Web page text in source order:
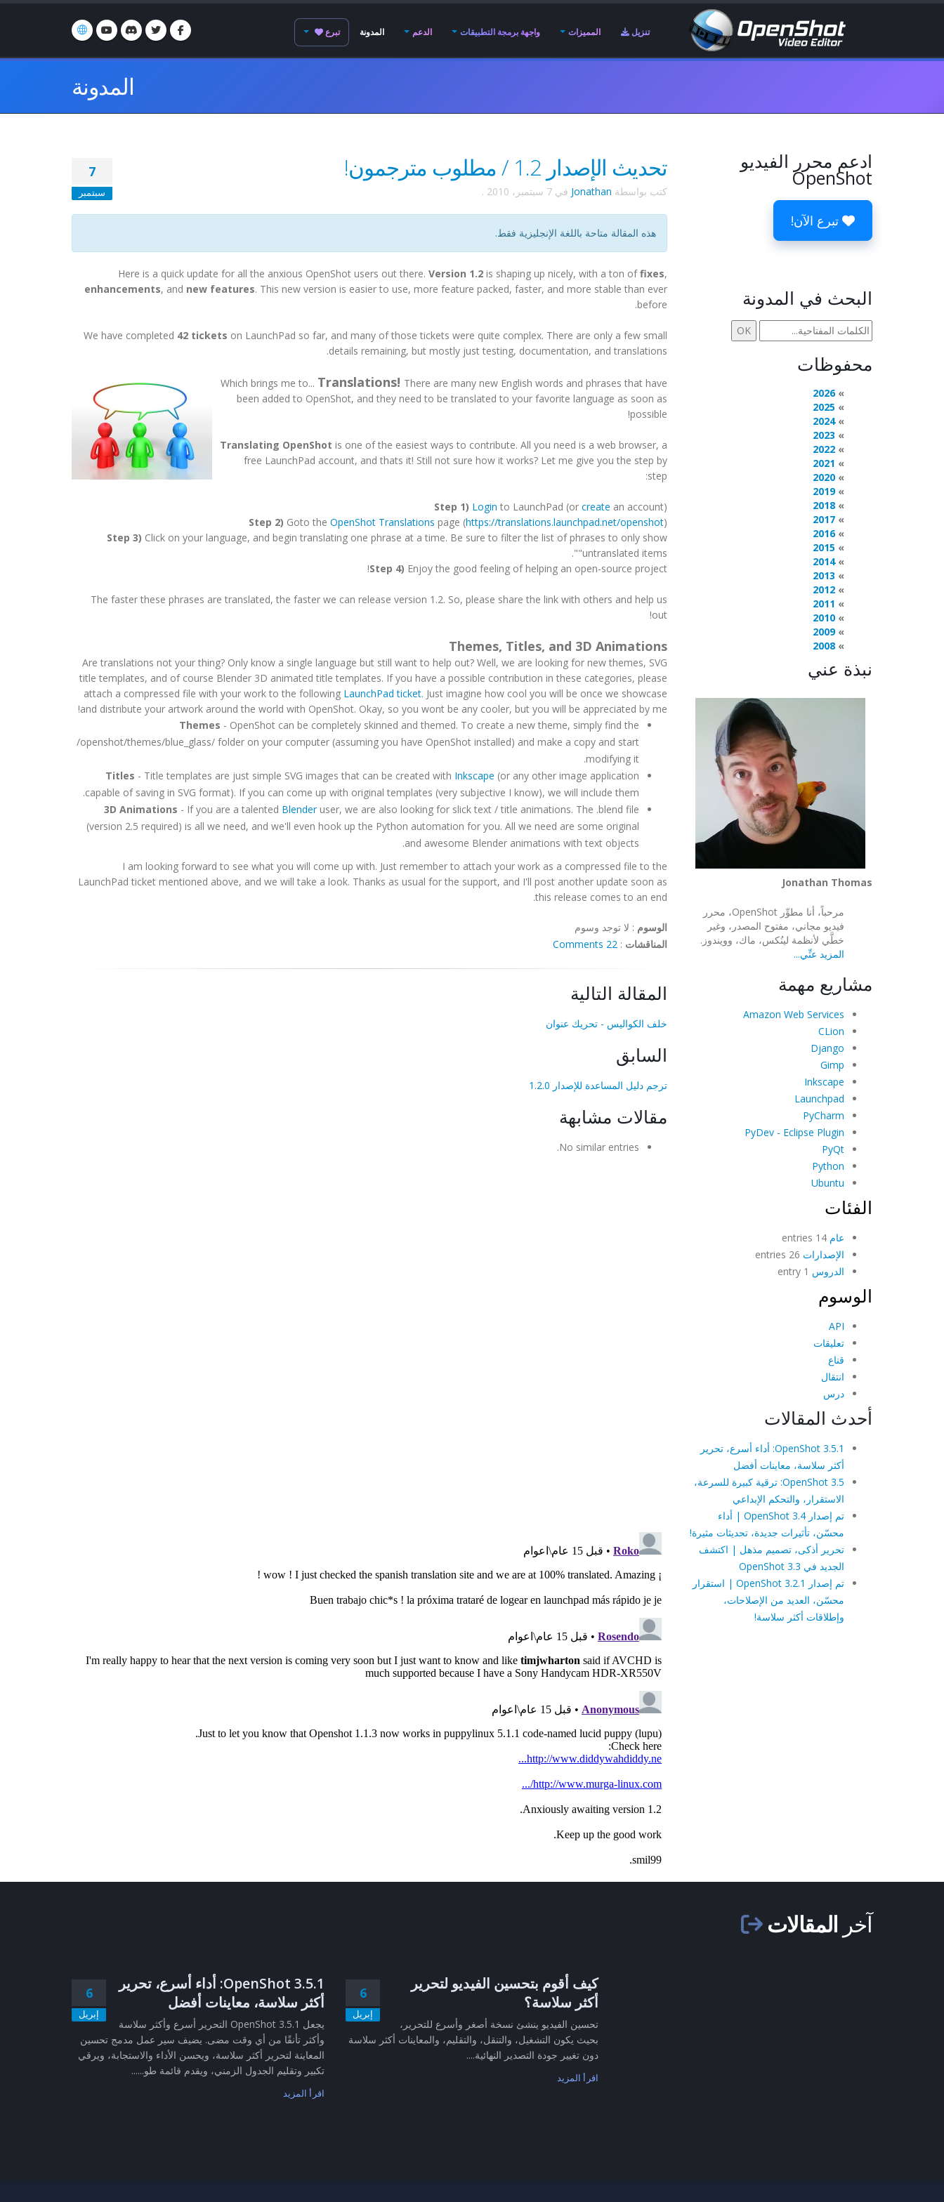
تنزيل المميزات واجهة برمجة التطبيقات الدعم المدونة تبرع
المدونة
7
سبتمبر
تحديث الإصدار 1.2 / مطلوب مترجمون!
كتب بواسطة Jonathan في7 سبتمبر، 2010 .
هذه المقالة متاحة باللغة الإنجليزية فقط.
Here is a quick update for all the anxious OpenShot users out there. Version 1.2is shaping up nicely, with a ton offixes,
enhancements, and new features. This new version is easier to use, more feature packed, faster, and more stable than ever
before.
We have completed 42 tickets on LaunchPad so far, and many of those tickets were quite complex. There are only a few small
details remaining, but mostly just testing, documentation, and translations.
Which brings me to... Translations! There are many new English words and phrases that have
been added to OpenShot, and they need to be translated to your favorite language as soon as
possible!
Translating OpenShot is one of the easiest ways to contribute. All you need is a web browser, a
free LaunchPad account, and thats it! Still not sure how it works? Let me give you the step by
step:
Step 1) Login to LaunchPad (or create an account)
Step 2) Goto the OpenShot Translations page (https://translations.launchpad.net/openshot)
Step 3) Click on your language, and begin translating one phrase at a time. Be sure to filter the list of phrases to only show
"untranslated items".
Step 4) Enjoy the good feeling of helping an open-source project!
The faster these phrases are translated, the faster we can release version 1.2. So, please share the link with others and help us
out!
Themes, Titles, and 3D Animations
Are translations not your thing? Only know a single language but still want to help out? Well, we are looking for new themes, SVG
title templates, and of course Blender 3D animated title templates. If you have a possible contribution in these categories, please
attach a compressed file with your work to the following LaunchPad ticket. Just imagine how cool you will be once we showcase
and distribute your artwork around the world with OpenShot. Okay, so you wont be any cooler, but you will be appreciated by me!
Themes - OpenShot can be completely skinned and themed. To create a new theme, simply find the
/openshot/themes/blue_glass/ folder on your computer (assuming you have OpenShot installed) and make a copy and start
modifying it.
Titles - Title templates are just simple SVG images that can be created with Inkscape (or any other image application
capable of saving in SVG format). If you can come up with original templates (very subjective I know), we will include them.
3D Animations - If you are a talented Blenderuser, we are also looking for slick text / title animations. The .blend file
(version 2.5 required) is all we need, and we'll even hook up the Python automation for you. All we need are some original
and awesome Blender animations with text objects.
I am looking forward to see what you will come up with. Just remember to attach your work as a compressed file to the
LaunchPad ticket mentioned above, and we will take a look. Thanks as usual for the support, and I'll post another update soon as
this release comes to an end.
الوسوم : لا توجد وسوم
المناقشات :
22 Comments
المقالة التالية
خلف الكواليس - تحريك عنوان
السابق
ترجم دليل المساعدة للإصدار 1.2.0
مقالات مشابهة
No similar entries.
ادعم محرر الفيديو
OpenShot
تبرع الآن!
البحث في المدونة
محفوظات
2026
2025
2024
2023
2022
2021
2020
2019
2018
2017
2016
2015
2014
2013
2012
2011
2010
2009
2008
نبذة عني
Jonathan Thomas
مرحباً، أنا مطوِّر OpenShot، محرر
فيديو مجاني، مفتوح المصدر، وغير
خطَّي لأنظمة لينُكس، ماك، وويندوز.
المزيد عنِّي...
مشاريع مهمة
Amazon Web Services
CLion
Django
Gimp
Inkscape
Launchpad
PyCharm
PyDev - Eclipse Plugin
PyQt
Python
Ubuntu
الفئات
عام
الإصدارات
الدروس
الوسوم
API
تعليقات
قناع
انتقال
درس
أحدث المقالات
OpenShot 3.5.1: أداء أسرع، تحرير
أكثر سلاسة، معاينات أفضل
OpenShot 3.5: ترقية كبيرة للسرعة،
الاستقرار، والتحكم الإبداعي
تم إصدار OpenShot 3.4 | أداء
محسّن، تأثيرات جديدة، تحديثات مثيرة!
تحرير أذكى، تصميم مذهل | اكتشف
الجديد في OpenShot 3.3
تم إصدار OpenShot 3.2.1 | استقرار
محسّن، العديد من الإصلاحات،
وإطلاقات أكثر سلاسة!
آخر المقالات
6
إبريل
OpenShot 3.5.1: أداء أسرع، تحرير
أكثر سلاسة، معاينات أفضل
يجعل OpenShot 3.5.1 التحرير أسرع وأكثر سلاسة
وأكثر تأنقًا من أي وقت مضى. يضيف سير عمل مدمج تحسين
المعاينة لتحرير أكثر سلاسة، ويحسن الأداء والاستجابة، ويرقي
تكبير وتقليم الجدول الزمني، ويقدم قائمة طو......
اقرأ المزيد
6
إبريل
كيف أقوم بتحسين الفيديو لتحرير
أكثر سلاسة؟
تحسين الفيديو ينشئ نسخة أصغر وأسرع للتحرير،
بحيث يكون التشغيل، والتنقل، والتقليم، والمعاينات أكثر سلاسة
دون تغيير جودة التصدير النهائية....
اقرأ المزيد